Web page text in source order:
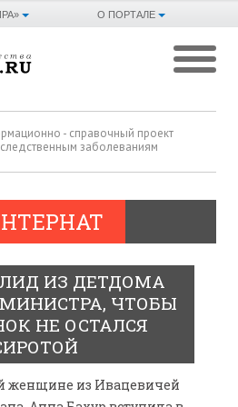
О ПОРТАЛЕ
- справочный проект
заболеваниям
ИЗ ДЕТДОМА
ЧТОБЫ
НЕ ОСТАЛСЯ
женщине из Ивацевичей